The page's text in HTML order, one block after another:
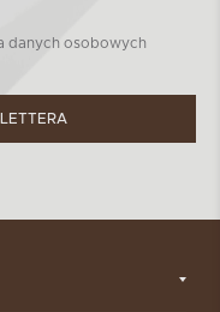
danych osobowych